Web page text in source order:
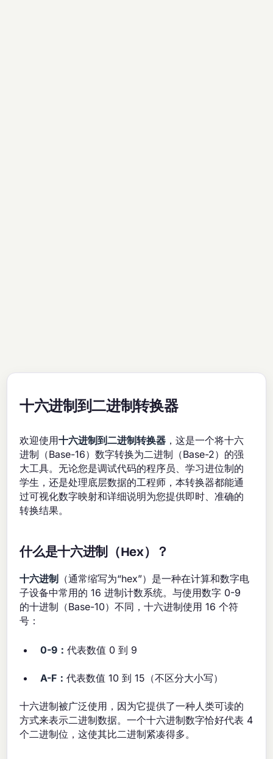
十六进制到二进制转换器
欢迎使用十六进制到二进制转换器 ，这是一个将十六
进制（Base-16）数字转换为二进制（Base-2）的强
大工具。无论您是调试代码的程序员、学习进位制的
学生，还是处理底层数据的工程师，本转换器都能通
过可视化数字映射和详细说明为您提供即时、准确的
转换结果。
什么是十六进制（Hex）？
十六进制
（通常缩写为“hex”）是一种在计算和数字电
子设备中常用的 16 进制计数系统。与使用数字 0-9
的十进制（Base-10）不同，十六进制使用 16 个符
号：
0-9：代表数值 0 到 9
A-F：代表数值 10 到 15（不区分大小写）
十六进制被广泛使用，因为它提供了一种人类可读的
方式来表示二进制数据。一个十六进制数字恰好代表 4
个二进制位，这使其比二进制紧凑得多。